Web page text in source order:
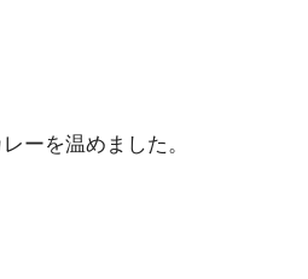
ーを温めました。